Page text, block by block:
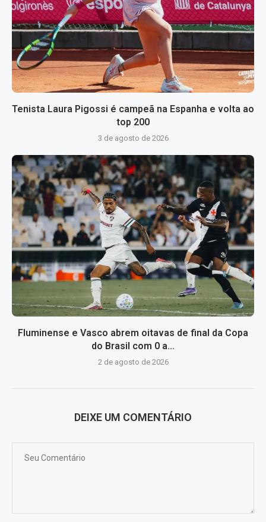
Tenista Laura Pigossi é campeã na Espanha e volta ao
top 200
3 de agosto de 2026
Fluminense e Vasco abrem oitavas de final da Copa
do Brasil com 0 a...
2 de agosto de 2026
DEIXE UM COMENTÁRIO